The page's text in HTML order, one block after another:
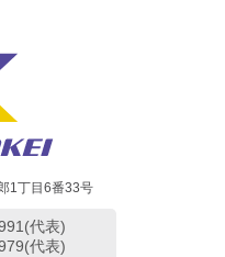
1丁目6番33号
代表)
代表)